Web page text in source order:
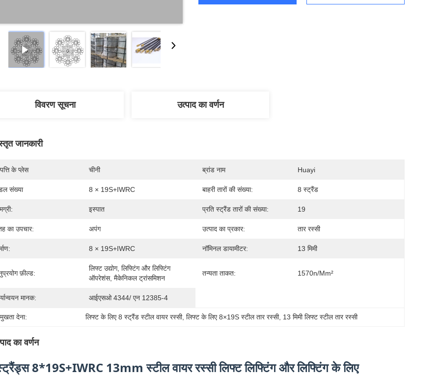
विवरण सूचना उत्पाद का वर्णन
जानकारी
के प्लेस चीनी ब्रांड नाम Huayi
संख्या 8 × 19S+IWRC बाहरी तारों की संख्या: 8 स्ट्रैंड
इस्पात प्रति स्ट्रैंड तारों की संख्या: 19
का उपचार: अपंग उत्पाद का प्रकार: तार रस्सी
8 × 19S+IWRC नॉमिनल डायामीटर: 13 मिमी
फ़ील्ड:
लिफ्ट उद्योग, लिफ्टिंग और लिफ्टिंग
ऑपरेशंस, मैकेनिकल ट्रांसमिशन
तन्यता ताकत: 1570n/mm²
मानक: आईएसओ 4344/ एन 12385-4
देना: लिफ्ट के लिए 8 स्ट्रैंड स्टील वायर रस्सी, लिफ्ट के लिए 8×19S स्टील तार रस्सी, 13 मिमी लिफ्ट स्टील तार रस्सी
का वर्णन
8*19S+IWRC 13mm स्टील वायर रस्सी लिफ्ट लिफ्टिंग और लिफ्टिंग के लिए